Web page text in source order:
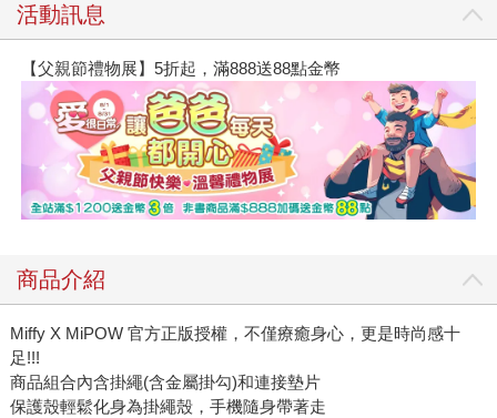
活動訊息
【父親節禮物展】5折起，滿888送88點金幣
商品介紹
Miffy X MiPOW 官方正版授權，不僅療癒身心，更是時尚感十
足!!!
商品組合內含掛繩(含金屬掛勾)和連接墊片
保護殼輕鬆化身為掛繩殼，手機隨身帶著走